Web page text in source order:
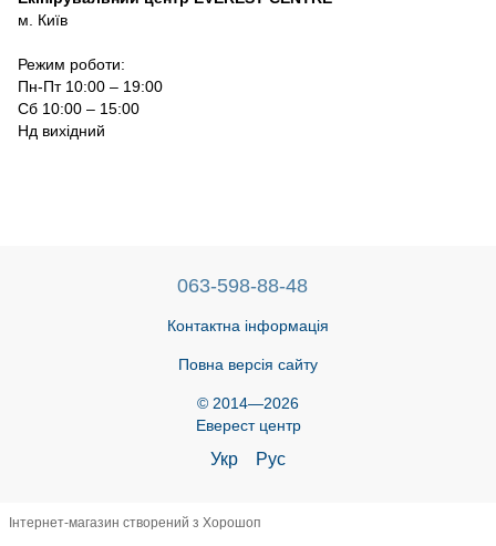
м. Київ
Режим роботи:
Пн-Пт 10:00 – 19:00
Сб 10:00 – 15:00
Нд вихідний
063-598-88-48
Контактна інформація
Повна версія сайту
© 2014—2026
Еверест центр
Укр Рус
Інтернет-магазин створений з Хорошоп